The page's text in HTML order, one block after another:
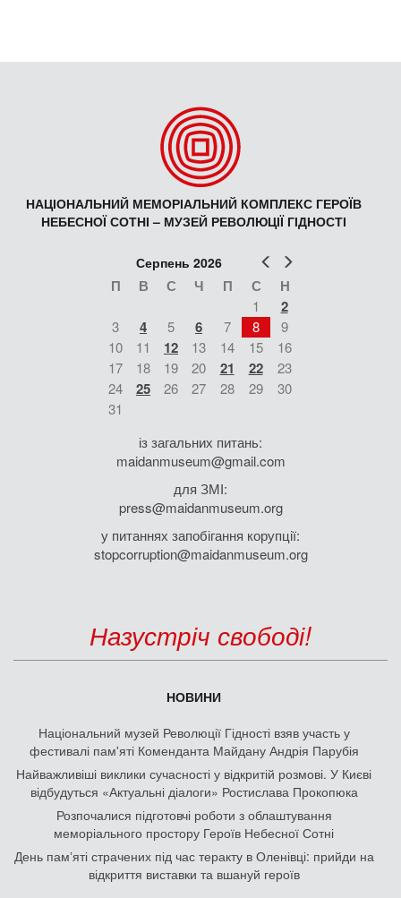
НАЦІОНАЛЬНИЙ МЕМОРІАЛЬНИЙ КОМПЛЕКС ГЕРОЇВ
НЕБЕСНОЇ СОТНІ – МУЗЕЙ РЕВОЛЮЦІЇ ГІДНОСТІ
Попер
Серпень 2026
П В С Ч П С Н
1 2
3 4 5 6 7 8
9
10
11 12 13 14 15
16
17
18 19 20 21 22
23
24
25 26 27 28 29
30
31
із загальних питань:
maidanmuseum@gmail.com
для ЗМІ:
press@maidanmuseum.org
у питаннях запобігання корупції:
stopcorruption@maidanmuseum.org
Назустріч свободі!
НОВИНИ
Національний музей Революції Гідності взяв участь у
фестивалі пам'яті Коменданта Майдану Андрія Парубія
Найважливіші виклики сучасності у відкритій розмові. У Києві
відбудуться «Актуальні діалоги» Ростислава Прокопюка
Розпочалися підготовчі роботи з облаштування
меморіального простору Героїв Небесної Сотні
День памʼяті страчених під час теракту в Оленівці: прийди на
відкриття виставки та вшануй героїв